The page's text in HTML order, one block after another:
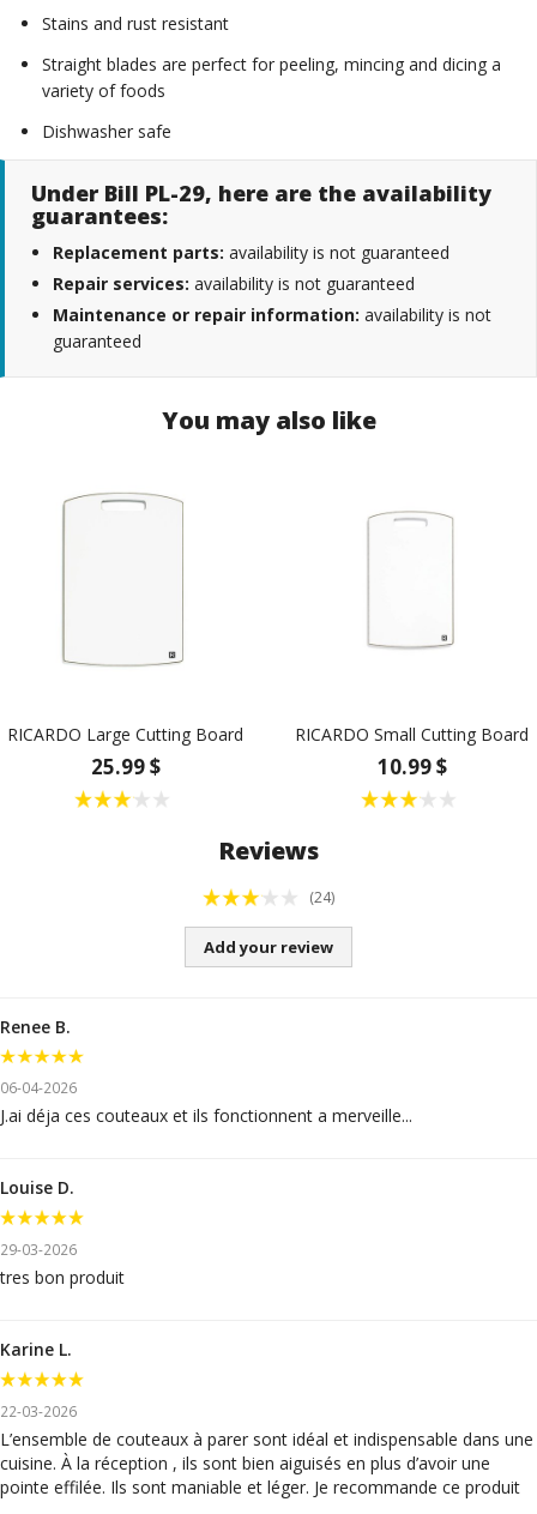
Stains and rust resistant
Straight blades are perfect for peeling, mincing and dicing a
variety of foods
Dishwasher safe
Under Bill PL-29, here are the availability
guarantees:
Replacement parts: availability is not guaranteed
Repair services: availability is not guaranteed
Maintenance or repair information: availability is not
guaranteed
You may also like
RICARDO Large Cutting Board
25.99 $
RICARDO Small Cutting Board
10.99 $
Reviews
(24)
Add your review
Renee B.
06-04-2026
J.ai déja ces couteaux et ils fonctionnent a merveille...
Louise D.
29-03-2026
tres bon produit
Karine L.
22-03-2026
L’ensemble de couteaux à parer sont idéal et indispensable dans une
cuisine. À la réception , ils sont bien aiguisés en plus d’avoir une
pointe effilée. Ils sont maniable et léger. Je recommande ce produit